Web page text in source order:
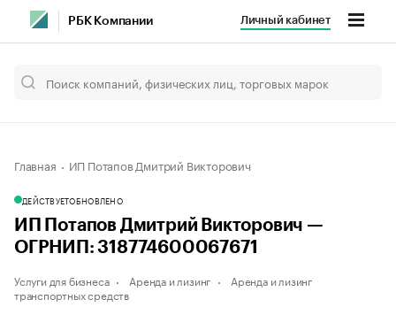
РБК Компании Личный кабинет
Главная ИП Потапов Дмитрий Викторович
ДЕЙСТВУЕТОБНОВЛЕНО
ИП Потапов Дмитрий Викторович —
ОГРНИП: 318774600067671
Услуги для бизнеса Аренда и лизинг
Аренда и лизинг
транспортных средств